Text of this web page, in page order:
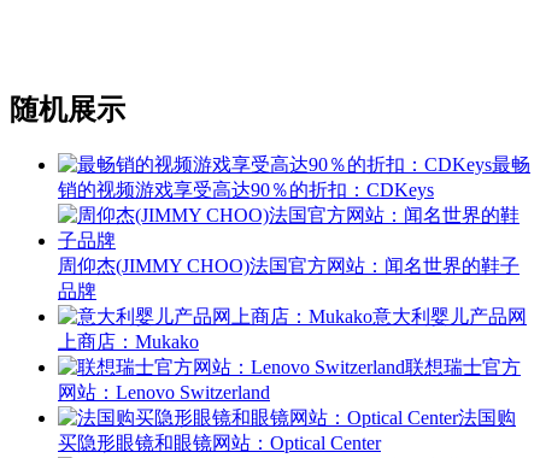
随机展示
最畅
销的视频游戏享受高达90％的折扣：CDKeys
周仰杰(JIMMY CHOO)法国官方网站：闻名世界的鞋子
品牌
意大利婴儿产品网
上商店：Mukako
联想瑞士官方
网站：Lenovo Switzerland
法国购
买隐形眼镜和眼镜网站：Optical Center